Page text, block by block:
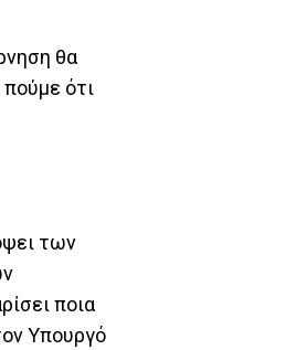
θα
ότι
των
ποια
Υπουργό